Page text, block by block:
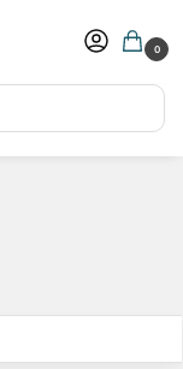
0
superiores a 150€)